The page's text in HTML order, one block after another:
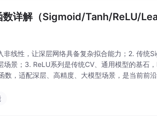
数详解（Sigmoid/Tanh/ReLU/
非线性，让深层网络具备复杂拟合能力；2. 传统
场景；3. ReLU系列是传统CV、通用模型的基石
数，适配深层、高精度、大模型场景，是当前前